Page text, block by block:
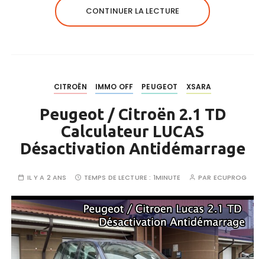
CONTINUER LA LECTURE
CITROËN IMMO OFF PEUGEOT XSARA
Peugeot / Citroën 2.1 TD
Calculateur LUCAS
Désactivation Antidémarrage
IL Y A 2 ANS TEMPS DE LECTURE : 1MINUTE PAR ECUPROG